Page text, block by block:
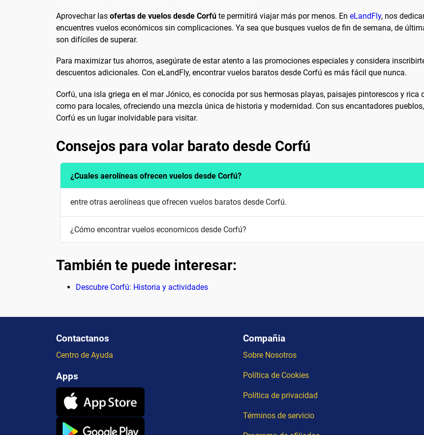
Aprovechar las ofertas de vuelos desde Corfú te permitirá viajar más por menos. En eLandFly, nos
encuentres vuelos económicos sin complicaciones. Ya sea que busques vuelos de fin de semana, de
son difíciles de superar.
Para maximizar tus ahorros, asegúrate de estar atento a las promociones especiales y considera
descuentos adicionales. Con eLandFly, encontrar vuelos baratos desde Corfú es más fácil que nunca.
Corfú, una isla griega en el mar Jónico, es conocida por sus hermosas playas, paisajes pintorescos y
como para locales, ofreciendo una mezcla única de historia y modernidad. Con sus encantadores
Corfú es un lugar inolvidable para visitar.
Consejos para volar barato desde Corfú
¿Cuales aerolíneas ofrecen vuelos desde Corfú?
entre otras aerolíneas que ofrecen vuelos baratos desde Corfú.
¿Cómo encontrar vuelos economicos desde Corfú?
También te puede interesar:
Descubre Corfú: Historia y actividades
Contactanos
Centro de Ayuda
Apps
Compañia
Sobre Nosotros
Política de Cookies
Política de privacidad
Términos de servicio